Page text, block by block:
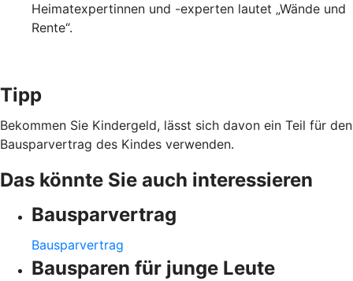
Heimatexpertinnen und -experten lautet „Wände und
Rente“.
Tipp
Bekommen Sie Kindergeld, lässt sich davon ein Teil für den
Bausparvertrag des Kindes verwenden.
Das könnte Sie auch interessieren
Bausparvertrag
Bausparvertrag
Bausparen für junge Leute